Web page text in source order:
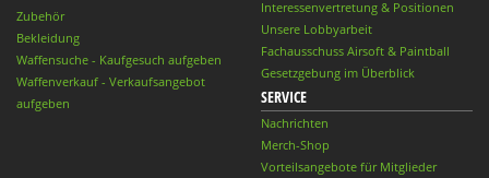
Zubehör
Bekleidung
Waffensuche - Kaufgesuch aufgeben
Waffenverkauf - Verkaufsangebot
aufgeben
Interessenvertretung & Positionen
Unsere Lobbyarbeit
Fachausschuss Airsoft & Paintball
Gesetzgebung im Überblick
SERVICE
Nachrichten
Merch-Shop
Vorteilsangebote für Mitglieder